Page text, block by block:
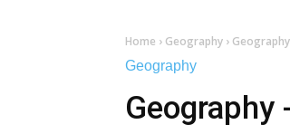
Home › Geography ›
Geography
Geography